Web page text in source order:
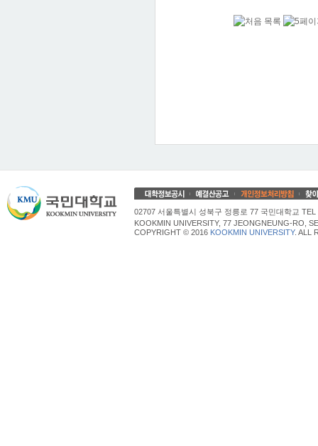
02707 서울특별시 성북구 정릉로 77 국민대학교 TEL
KOOKMIN UNIVERSITY, 77 JEONGNEUNG-RO,
COPYRIGHT © 2016 KOOKMIN UNIVERSITY. ALL